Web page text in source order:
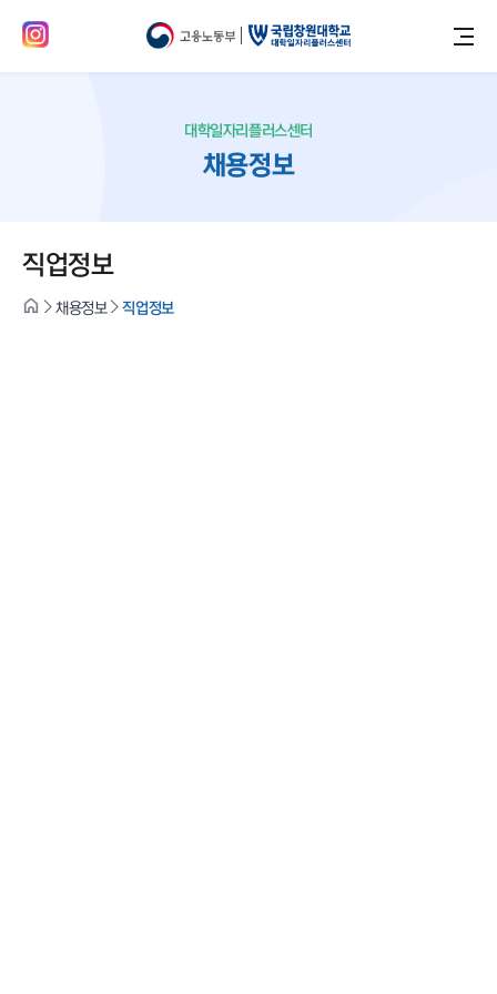
대학일자리플러스센터
채용정보
직업정보
채용정보 직업정보